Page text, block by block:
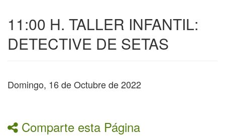
11:00 H. TALLER INFANTIL:
DETECTIVE DE SETAS
Domingo, 16 de Octubre de 2022
Comparte esta Página